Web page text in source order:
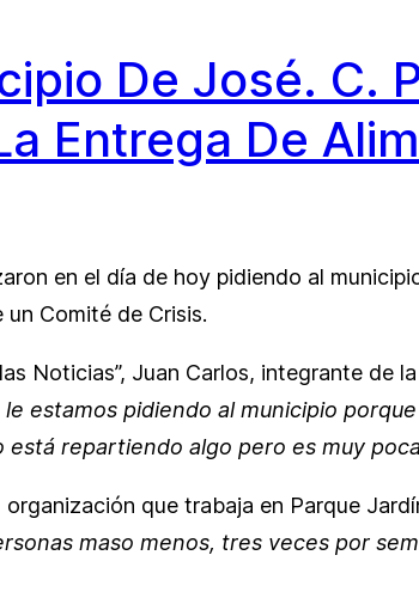
De José. C.
Entrega De
en el día de hoy pidiendo al
Comité de Crisis.
Noticias”, Juan Carlos, integrante de
estamos pidiendo al municipio
repartiendo algo pero es muy
que trabaja en Parque
maso menos, tres veces por